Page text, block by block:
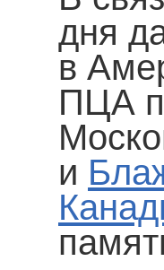
дня
в
ПЦА
и